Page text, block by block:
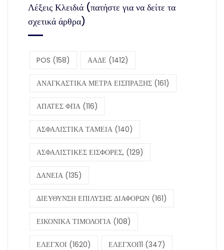
Λέξεις Κλειδιά (πατήστε για να δείτε τα
σχετικά άρθρα)
POS (158) ΑΑΔΕ (1412)
ΑΝΑΓΚΑΣΤΙΚΑ ΜΕΤΡΑ ΕΙΣΠΡΑΞΗΣ (161)
ΑΠΑΤΕΣ ΦΠΑ (116)
ΑΣΦΑΛΙΣΤΙΚΑ ΤΑΜΕΙΑ (140)
ΑΣΦΑΛΙΣΤΙΚΕΣ ΕΙΣΦΟΡΕΣ, (129)
ΔΑΝΕΙΑ (135)
ΔΙΕΥΘΥΝΣΗ ΕΠΙΛΥΣΗΣ ΔΙΑΦΟΡΩΝ (161)
ΕΙΚΟΝΙΚΑ ΤΙΜΟΛΟΓΙΑ (108)
ΕΛΕΓΧΟΙ (1620) ΕΛΕΓΧΟΙ11 (347)